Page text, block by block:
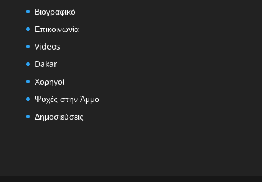
Βιογραφικό
Επικοινωνία
Videos
Dakar
Χορηγοί
Ψυχές στην Άμμο
Δημοσιεύσεις